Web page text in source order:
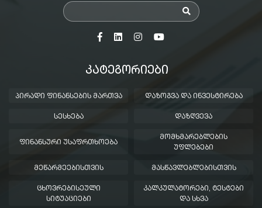
ᲙᲐᲢᲔᲒᲝᲠᲘᲔᲑᲘ
ᲞᲘᲠᲐᲓᲘ ᲤᲘᲜᲐᲜᲡᲔᲑᲘᲡ ᲛᲐᲠᲗᲕᲐ ᲓᲐᲖᲝᲒᲕᲐ ᲓᲐ ᲘᲜᲕᲔᲡᲢᲘᲠᲔᲑᲐ
ᲡᲔᲡᲮᲔᲑᲐ ᲓᲐᲖᲦᲕᲔᲕᲐ
ᲤᲘᲜᲐᲜᲡᲣᲠᲘ ᲣᲡᲐᲤᲠᲗᲮᲝᲔᲑᲐ
ᲛᲝᲛᲮᲛᲐᲠᲔᲑᲚᲔᲑᲘᲡ
ᲣᲤᲚᲔᲑᲔᲑᲘ
ᲛᲔᲬᲐᲠᲛᲔᲔᲑᲘᲡᲗᲕᲘᲡ ᲛᲐᲡᲬᲐᲕᲚᲔᲑᲚᲔᲑᲘᲡᲗᲕᲘᲡ
ᲪᲮᲝᲕᲠᲔᲑᲘᲡᲔᲣᲚᲘ
ᲡᲘᲢᲣᲐᲪᲘᲔᲑᲘ
ᲙᲐᲚᲙᲣᲚᲐᲢᲝᲠᲔᲑᲘ, ᲢᲔᲡᲢᲔᲑᲘ
ᲓᲐ ᲡᲮᲕᲐ